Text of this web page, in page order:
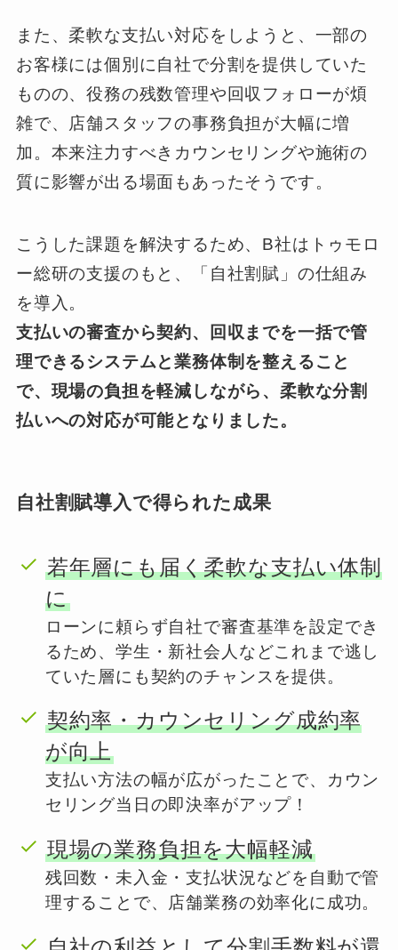
また、柔軟な支払い対応をしようと、一部の
お客様には個別に自社で分割を提供していた
ものの、役務の残数管理や回収フォローが煩
雑で、店舗スタッフの事務負担が大幅に増
加。本来注力すべきカウンセリングや施術の
質に影響が出る場面もあったそうです。
こうした課題を解決するため、B社はトゥモロ
ー総研の支援のもと、「自社割賦」の仕組み
を導入。
支払いの審査から契約、回収までを一括で管
理できるシステムと業務体制を整えること
で、現場の負担を軽減しながら、柔軟な分割
払いへの対応が可能となりました。
自社割賦導入で得られた成果
若年層にも届く柔軟な支払い体制
に
ローンに頼らず自社で審査基準を設定でき
るため、学生・新社会人などこれまで逃し
ていた層にも契約のチャンスを提供。
契約率・カウンセリング成約率
が向上
支払い方法の幅が広がったことで、カウン
セリング当日の即決率がアップ！
現場の業務負担を大幅軽減
残回数・未入金・支払状況などを自動で管
理することで、店舗業務の効率化に成功。